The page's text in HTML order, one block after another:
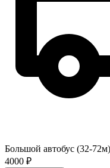
Большой автобус (32-72м)
4000 ₽